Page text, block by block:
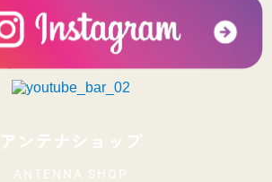
アンテナショップ
ANTENNA SHOP